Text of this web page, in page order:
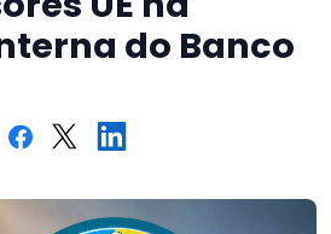
do Banco